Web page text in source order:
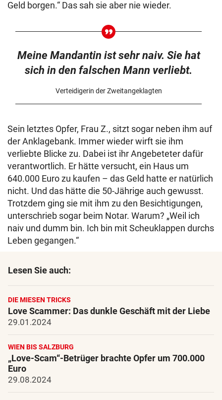
Geld borgen.“ Das sah sie aber nie wieder.
Meine Mandantin ist sehr naiv. Sie hat
sich in den falschen Mann verliebt.
Verteidigerin der Zweitangeklagten
Sein letztes Opfer, Frau Z., sitzt sogar neben ihm auf
der Anklagebank. Immer wieder wirft sie ihm
verliebte Blicke zu. Dabei ist ihr Angebeteter dafür
verantwortlich. Er hätte versucht, ein Haus um
640.000 Euro zu kaufen – das Geld hatte er natürlich
nicht. Und das hätte die 50-Jährige auch gewusst.
Trotzdem ging sie mit ihm zu den Besichtigungen,
unterschrieb sogar beim Notar. Warum? „Weil ich
naiv und dumm bin. Ich bin mit Scheuklappen durchs
Leben gegangen.“
Lesen Sie auch:
DIE MIESEN TRICKS
Love Scammer: Das dunkle Geschäft mit der Liebe
29.01.2024
WIEN BIS SALZBURG
„Love-Scam“-Betrüger brachte Opfer um 700.000
Euro
29.08.2024